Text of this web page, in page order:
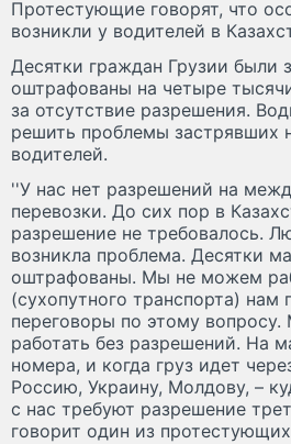
Протестующие говорят, что
возникли у водителей в
Десятки граждан Грузии были
оштрафованы на четыре
за отсутствие разрешения.
решить проблемы застрявших
водителей.
''У нас нет разрешений на
перевозки. До сих пор в
разрешение не требовалось.
возникла проблема. Десятки
оштрафованы. Мы не можем
(сухопутного транспорта) нам
переговоры по этому
работать без разрешений. На
номера, и когда груз идет
Россию, Украину, Молдову, –
с нас требуют разрешение
говорит один из